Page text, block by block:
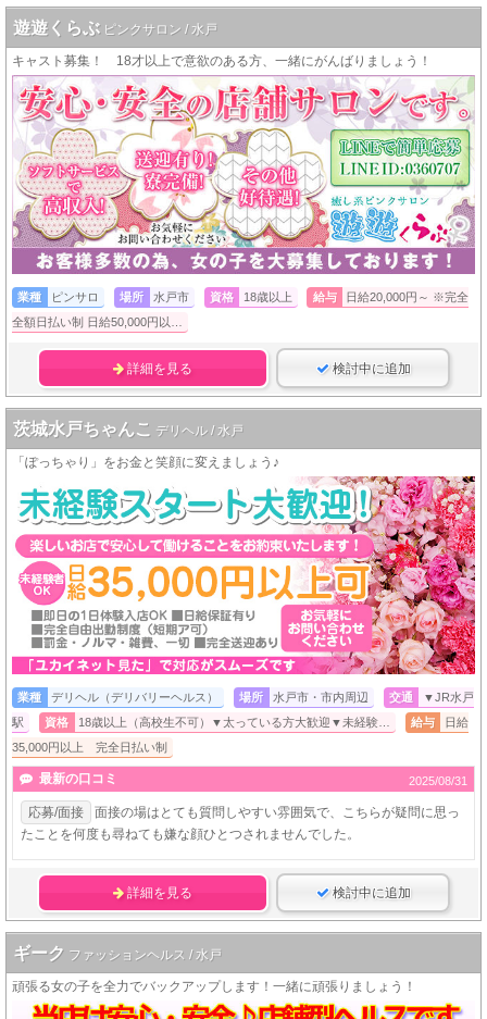
遊遊くらぶ ピンクサロン / 水戸
キャスト募集！ 18才以上で意欲のある方、一緒にがんばりましょう！
業種 ピンサロ 場所 水戸市 資格 18歳以上 給与
日給20,000円～ ※完全
全額日払い制 日給50,000円以…
詳細を見る 検討中に追加
茨城水戸ちゃんこ デリヘル / 水戸
「ぽっちゃり」をお金と笑顔に変えましょう♪
業種 デリヘル（デリバリーヘルス） 場所 水戸市・市内周辺 交通
▼JR水戸
駅
資格 18歳以上（高校生不可）▼太っている方大歓迎▼未経験… 給与
日給
35,000円以上 完全日払い制
最新の口コミ 2025/08/31
応募/面接
面接の場はとても質問しやすい雰囲気で、こちらが疑問に思っ
たことを何度も尋ねても嫌な顔ひとつされませんでした。
詳細を見る 検討中に追加
ギーク ファッションヘルス / 水戸
頑張る女の子を全力でバックアップします！一緒に頑張りましょう！